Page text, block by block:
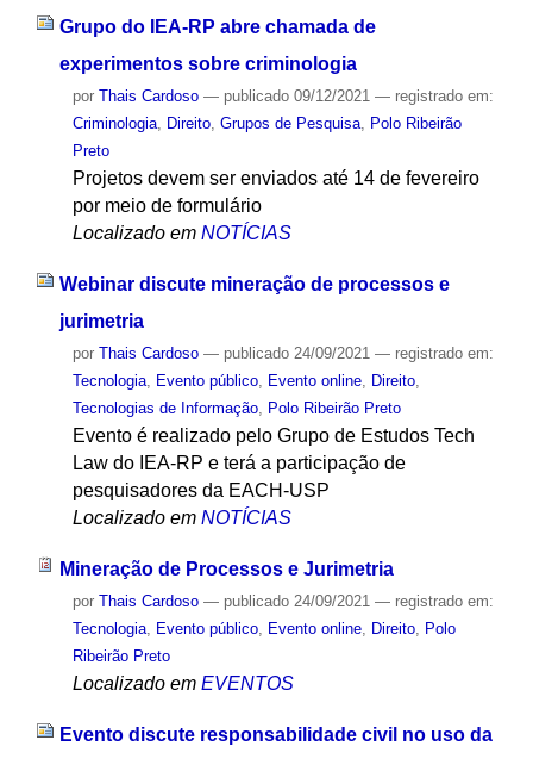
Grupo do IEA-RP abre chamada de
experimentos sobre criminologia
por Thais Cardoso — publicado09/12/2021 — registrado em:
Criminologia, Direito, Grupos de Pesquisa, Polo Ribeirão
Preto
Projetos devem ser enviados até 14 de fevereiro
por meio de formulário
Localizado em NOTÍCIAS
Webinar discute mineração de processos e
jurimetria
por Thais Cardoso — publicado24/09/2021 — registrado em:
Tecnologia, Evento público, Evento online, Direito,
Tecnologias de Informação, Polo Ribeirão Preto
Evento é realizado pelo Grupo de Estudos Tech
Law do IEA-RP e terá a participação de
pesquisadores da EACH-USP
Localizado em NOTÍCIAS
Mineração de Processos e Jurimetria
por Thais Cardoso — publicado24/09/2021 — registrado em:
Tecnologia, Evento público, Evento online, Direito,
Polo
Ribeirão Preto
Localizado em EVENTOS
Evento discute responsabilidade civil no uso da